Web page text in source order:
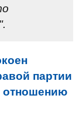
партии
отношению